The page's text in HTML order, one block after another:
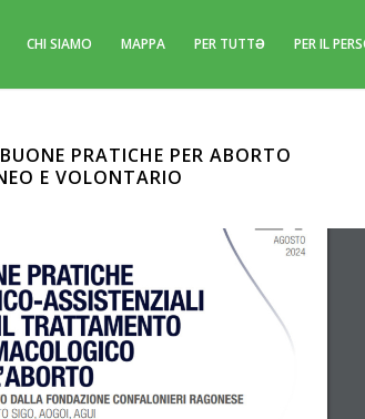
CHI SIAMO MAPPA PER TUTTƏ PER IL
PRATICHE PER ABORTO
E VOLONTARIO